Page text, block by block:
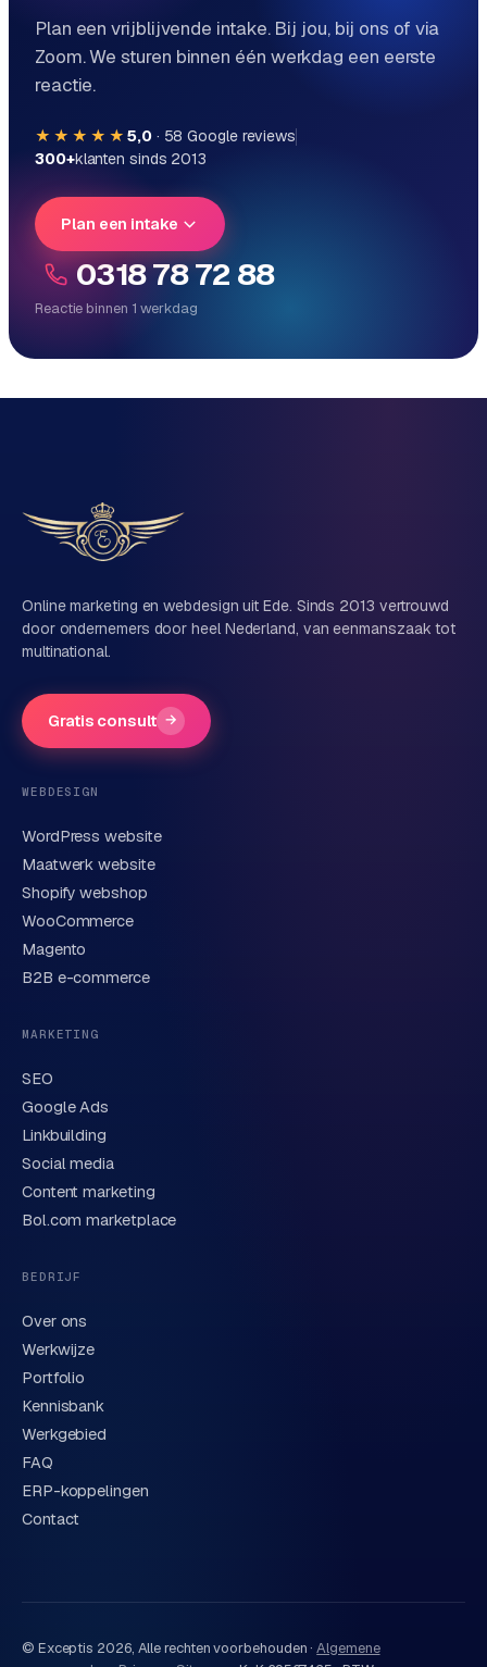
Plan een vrijblijvende intake. Bij jou, bij ons of via
Zoom. We sturen binnen één werkdag een eerste
reactie.
★★★★★ 5,0· 58 Google reviews
300+klanten sinds 2013
Plan een intake
0318 78 72 88
Reactie binnen 1 werkdag
Direct persoonlijk contact, geen ticketsysteem
Vertel ons over je project
Naam
Bedrijfsnaam
Telefoonnummer(optioneel)
Korte omschrijving van je vraag of project
Verstuur aanvraag
We behandelen je gegevens zorgvuldig conform onze
privacyverklaring. Of bel direct
Online marketing en webdesign uit Ede. Sinds 2013 vertrouwd
door ondernemers door heel Nederland, van eenmanszaak tot
multinational.
Gratis consult →
WEBDESIGN
WordPress website
Maatwerk website
Shopify webshop
WooCommerce
Magento
B2B e-commerce
MARKETING
SEO
Google Ads
Linkbuilding
Social media
Content marketing
Bol.com marketplace
BEDRIJF
Over ons
Werkwijze
Portfolio
Kennisbank
Werkgebied
FAQ
ERP-koppelingen
Contact
© Exceptis 2026, Alle rechten voorbehouden · Algemene